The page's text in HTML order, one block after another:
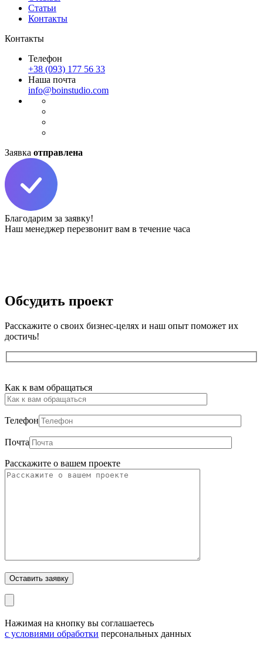
Статьи
Контакты
Контакты
Телефон
+38 (093) 177 56 33
Наша почта
info@boinstudio.com
Заявка отправлена
Благодарим за заявку!
Наш менеджер перезвонит вам в течение часа
Обсудить проект
Расскажите о своих бизнес-целях и наш опыт поможет их
достичь!
это
поле
Как к вам обращаться
Телефон
Почта
Расскажите о вашем проекте
Нажимая на кнопку вы соглашаетесь
с условиями обработки персональных данных